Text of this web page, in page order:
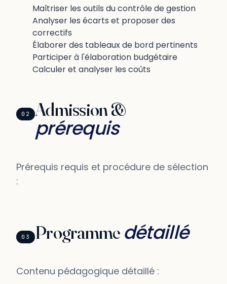
Maîtriser les outils du contrôle de gestion
Analyser les écarts et proposer des
correctifs
Élaborer des tableaux de bord pertinents
Participer à l'élaboration budgétaire
Calculer et analyser les coûts
02 Admission &
prérequis
Prérequis requis et procédure de sélection
:
03 Programme détaillé
Contenu pédagogique détaillé :